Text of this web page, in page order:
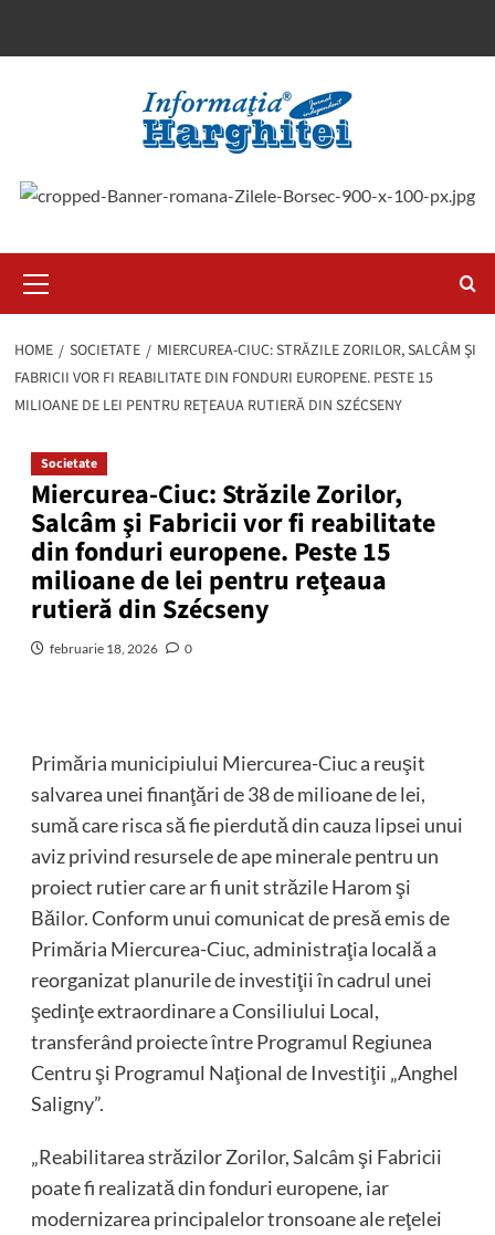
Menu
HOME SOCIETATE
MIERCUREA-CIUC: STRĂZILE ZORILOR, SALCÂM ŞI
FABRICII VOR FI REABILITATE DIN FONDURI EUROPENE. PESTE 15
MILIOANE DE LEI PENTRU REŢEAUA RUTIERĂ DIN SZÉCSENY
Societate
Miercurea-Ciuc: Străzile Zorilor,
Salcâm şi Fabricii vor fi reabilitate
din fonduri europene. Peste 15
milioane de lei pentru reţeaua
rutieră din Szécseny
februarie 18, 2026 0
Primăria municipiului Miercurea-Ciuc a reuşit
salvarea unei finanţări de 38 de milioane de lei,
sumă care risca să fie pierdută din cauza lipsei unui
aviz privind resursele de ape minerale pentru un
proiect rutier care ar fi unit străzile Harom şi
Băilor. Conform unui comunicat de presă emis de
Primăria Miercurea-Ciuc, administraţia locală a
reorganizat planurile de investiţii în cadrul unei
şedinţe extraordinare a Consiliului Local,
transferând proiecte între Programul Regiunea
Centru şi Programul Naţional de Investiţii „Anghel
Saligny”.
„Reabilitarea străzilor Zorilor, Salcâm şi Fabricii
poate fi realizată din fonduri europene, iar
modernizarea principalelor tronsoane ale reţelei